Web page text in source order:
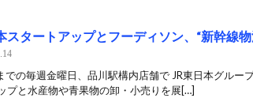
スタートアップとフーディソン、“新幹線
での毎週金曜日、品川駅構内店舗で JR東日本グルー
プと水産物や青果物の卸・小売りを展[…]